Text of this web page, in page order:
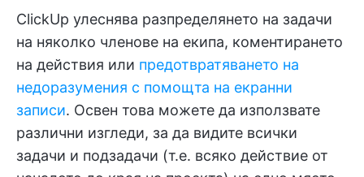
ClickUp улеснява разпределянето на задачи
на няколко членове на екипа, коментирането
на действия или предотвратяването на
недоразумения с помощта на екранни
записи. Освен това можете да използвате
различни изгледи, за да видите всички
задачи и подзадачи (т.е. всяко действие от